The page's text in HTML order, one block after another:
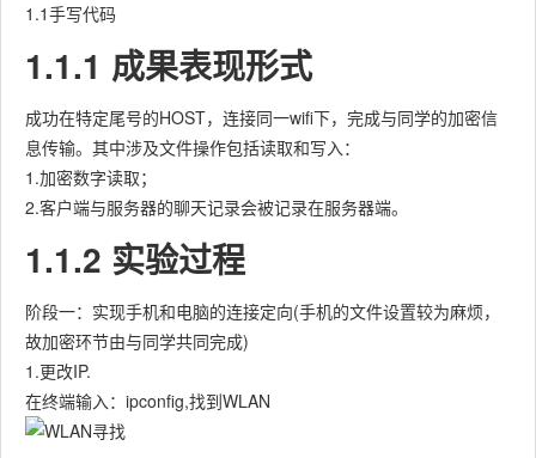
1.1手写代码
1.1.1 成果表现形式
成功在特定尾号的HOST，连接同一wifi下，完成与同学的加密信
息传输。其中涉及文件操作包括读取和写入：
1.加密数字读取；
2.客户端与服务器的聊天记录会被记录在服务器端。
1.1.2 实验过程
阶段一：实现手机和电脑的连接定向(手机的文件设置较为麻烦，
故加密环节由与同学共同完成)
1.更改IP.
在终端输入：ipconfig,找到WLAN